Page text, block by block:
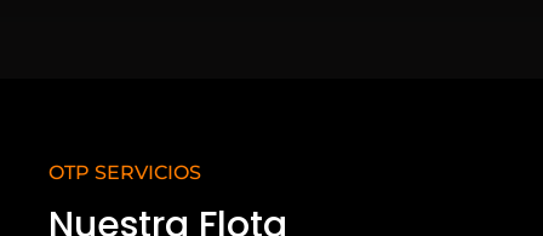
OTP SERVICIOS
Nuestra Flota